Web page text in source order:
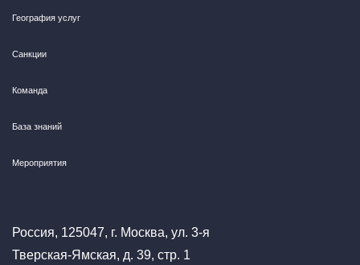
География услуг
Санкции
Команда
База знаний
Мероприятия
Россия, 125047, г. Москва, ул. 3-я
Тверская-Ямская, д. 39, стр. 1